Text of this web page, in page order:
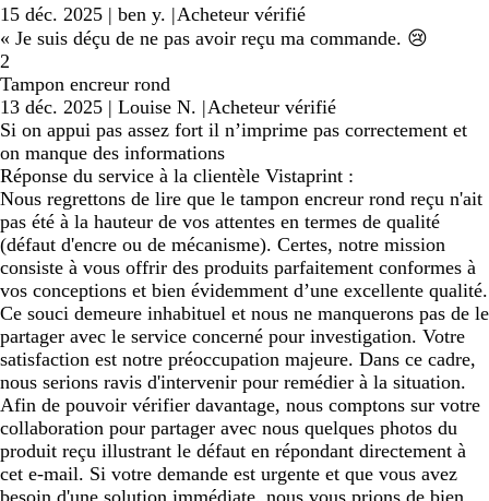
15 déc. 2025 | ben y. |Acheteur vérifié
« Je suis déçu de ne pas avoir reçu ma commande. 😢
2
Tampon encreur rond
13 déc. 2025 | Louise N. |Acheteur vérifié
Si on appui pas assez fort il n’imprime pas correctement et
on manque des informations
Réponse du service à la clientèle Vistaprint :
Nous regrettons de lire que le tampon encreur rond reçu n'ait
pas été à la hauteur de vos attentes en termes de qualité
(défaut d'encre ou de mécanisme). Certes, notre mission
consiste à vous offrir des produits parfaitement conformes à
vos conceptions et bien évidemment d’une excellente qualité.
Ce souci demeure inhabituel et nous ne manquerons pas de le
partager avec le service concerné pour investigation. Votre
satisfaction est notre préoccupation majeure. Dans ce cadre,
nous serions ravis d'intervenir pour remédier à la situation.
Afin de pouvoir vérifier davantage, nous comptons sur votre
collaboration pour partager avec nous quelques photos du
produit reçu illustrant le défaut en répondant directement à
cet e-mail. Si votre demande est urgente et que vous avez
besoin d'une solution immédiate, nous vous prions de bien